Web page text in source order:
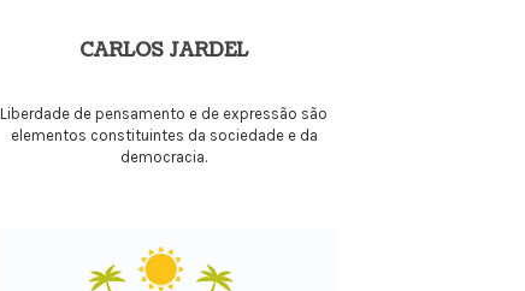
CARLOS JARDEL
Liberdade de pensamento e de expressão são
elementos constituintes da sociedade e da
democracia.